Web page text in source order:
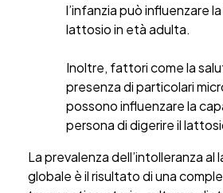
l’infanzia può influenzare
lattosio in età adulta.
Inoltre, fattori come la
presenza di particolari
possono influenzare la
persona di digerire il
La prevalenza dell’intolleranza al
globale è il risultato di una